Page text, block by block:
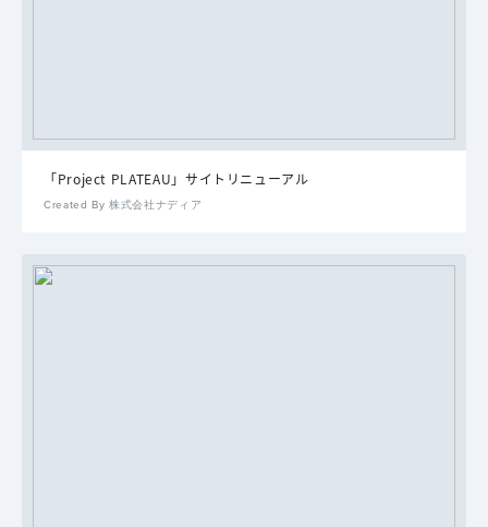
「Project PLATEAU」サイトリニューアル
Created By 株式会社ナディア